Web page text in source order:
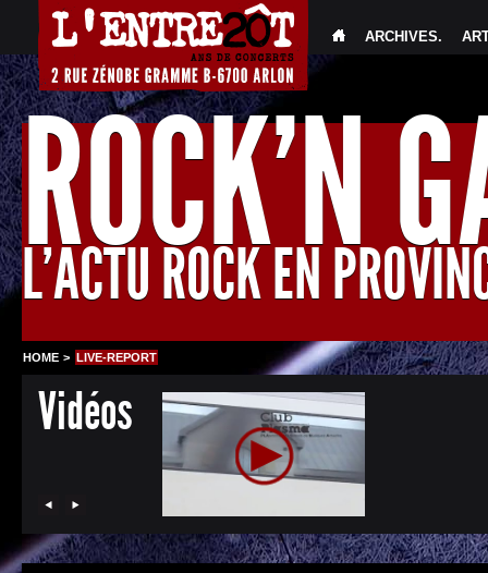
ARCHIVES.
ROCK'N
L'ACTU ROCK EN
HOME > LIVE-REPORT
Vidéos